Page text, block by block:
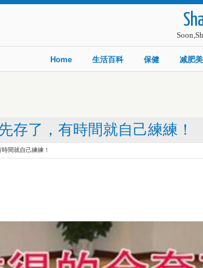
Home 生活百科 保健 减肥
存了，有時間就自己練練！
間就自己練練！